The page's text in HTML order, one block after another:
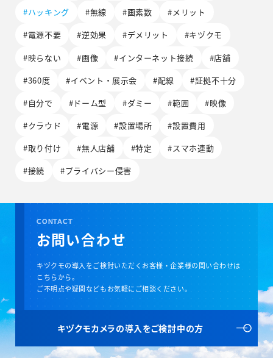
#ハッキング
#無線 #画素数
#メリット
#電源不要
#逆効果 #デメリット
#キヅクモ
#映らない
#画像 #インターネット接続
#店舗
#360度
#イベント・展示会 #配線
#証拠不十分
#自分で
#ドーム型 #ダミー #範囲
#映像
#クラウド
#電源 #設置場所
#設置費用
#取り付け
#無人店舗 #特定
#スマホ連動
#接続
#プライバシー侵害
CONTACT
お問い合わせ
キヅクモの導入をご検討いただくお客様・企業様の問い合わせは
こちらから。
ご不明点や疑問などもお気軽にご相談ください。
キヅクモカメラの導入をご検討中の方